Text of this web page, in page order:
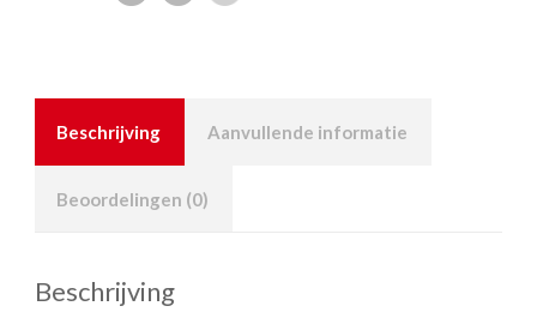
Beschrijving Aanvullende informatie
Beoordelingen (0)
Beschrijving